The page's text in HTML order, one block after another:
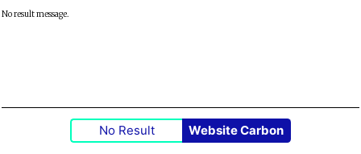
No result message.
No Result Website Carbon